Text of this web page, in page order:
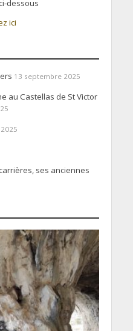
dessous
ici
13 septembre 2025
au Castellas de St Victor
ses anciennes